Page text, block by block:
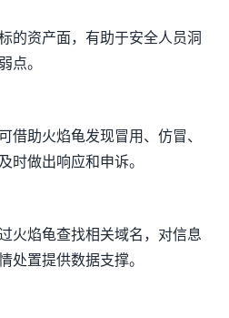
的资产面，有助于安全人员洞
点。
借助火焰龟发现冒用、仿冒、
时做出响应和申诉。
火焰龟查找相关域名，对信息
处置提供数据支撑。